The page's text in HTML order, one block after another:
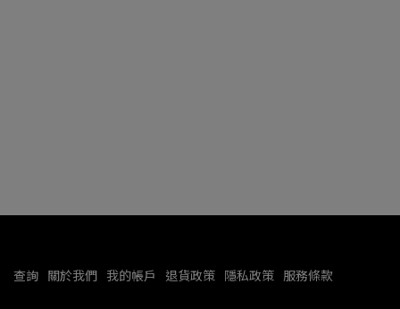
查詢 關於我們 我的帳戶 退貨政策 隱私政策 服務條款